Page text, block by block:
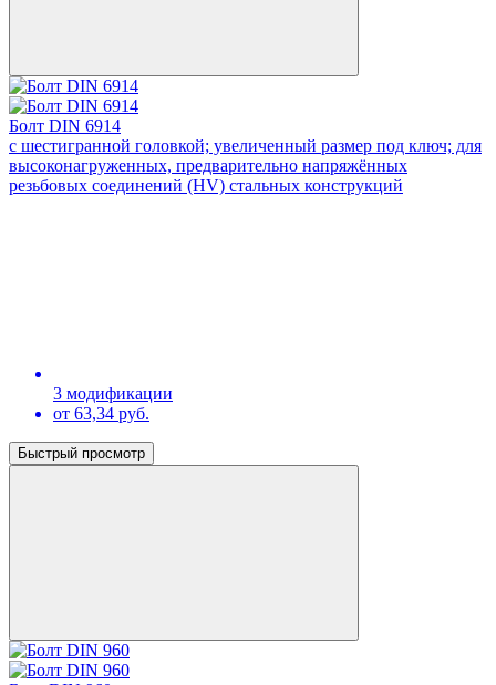
Болт DIN 6914
с шестигранной головкой; увеличенный размер под ключ; для
высоконагруженных, предварительно напряжённых
резьбовых соединений (HV) стальных конструкций
3 модификации
от 63,34 руб.
Быстрый просмотр